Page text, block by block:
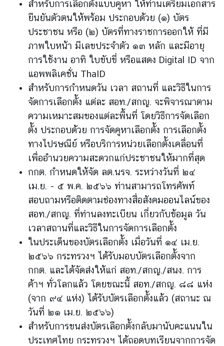
ป
บ
ก
มู
ล
ป
สำหรับการเลือกตั้งแบบคูหา ให้ท่านเตรียมเอกสาร
ยืนยันตัวตนให้พร้อม ประกอบด้วย (๑) บัตร
ประชาชน หรือ (๒) บัตรที่ทางราชการออกให้ ที่มี
ภาพใบหน้า มีเลขประจำตัว ๑๓ หลัก และมีอายุ
การใช้งาน อาทิ ใบขับขี่ หรือแสดง Digital ID จาก
แอพพลิเคชั่น ThaID
สำหรับการกำหนดวัน เวลา สถานที่ และวิธีในการ
จัดการเลือกตั้ง แต่ละ สอท./สกญ. จะพิจารณาตาม
ความเหมาะสมของแต่ละพื้นที่ โดยวิธีการจัดเลือก
ตั้ง ประกอบด้วย การจัดคูหาเลือกตั้ง การเลือกตั้ง
ทางไปรษณีย์ หรือบริการหน่วยเลือกตั้งเคลื่อนที่
เพื่ออำนวยความสะดวกแก่ประชาชนให้มากที่สุด
กกต. กำหนดให้จัด ลต.นรจ. ระหว่างวันที่ ๒๔
เม.ย. - ๕ พ.ค. ๒๕๖๖ ท่านสามารถโทรศัพท์
สอบถามหรือติดตามช่องทางสื่อสังคมออนไลน์ของ
สอท./สกญ. ที่ท่านลงทะเบียน เกี่ยวกับข้อมูล วัน
เวลาสถานที่และวิธีในการจัดการเลือกตั้ง
ในประเด็นของบัตรเลือกตั้ง เมื่อวันที่ ๑๔ เม.ย.
๒๕๖๖ กระทรวงฯ ได้รับมอบบัตรเลือกตั้งจาก
กกต. และได้จัดส่งให้แก่ สอท./สกญ./สนง. การ
ค้าฯ ทั่วโลกแล้ว โดยขณะนี้ สอท./สกญ. ๘๘ แห่ง
(จาก ๙๔ แห่ง) ได้รับบัตรเลือกตั้งแล้ว (สถานะ ณ
วันที่ ๒๑ เม.ย. ๒๕๖๖)
สำหรับการขนส่งบัตรเลือกตั้งกลับมานับคะแนนใน
ประเทศไทย กระทรวงฯ ได้ถอดบทเรียนจากการจัด